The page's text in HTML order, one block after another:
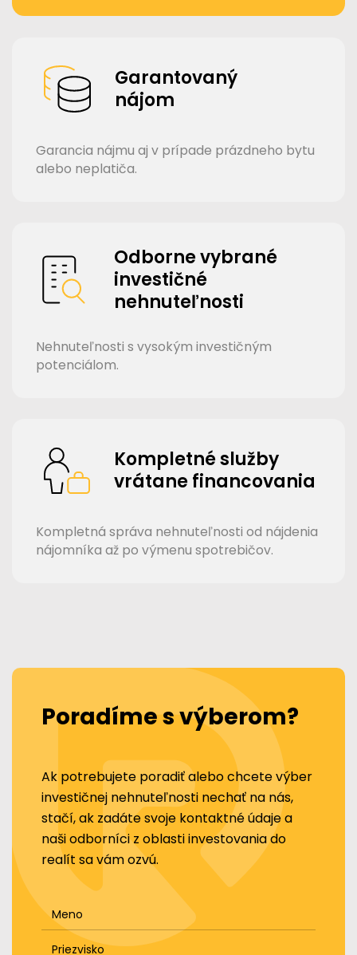
Garantovaný
nájom
Garancia nájmu aj v prípade prázdneho bytu
alebo neplatiča.
Odborne vybrané
investičné
nehnuteľnosti
Nehnuteľnosti s vysokým investičným
potenciálom.
Kompletné služby
vrátane financovania
Kompletná správa nehnuteľnosti od nájdenia
nájomníka až po výmenu spotrebičov.
Poradíme s výberom?
Ak potrebujete poradiť alebo chcete výber
investičnej nehnuteľnosti nechať na nás,
stačí, ak zadáte svoje kontaktné údaje a
naši odborníci z oblasti investovania do
realít sa vám ozvú.
Meno
Priezvisko